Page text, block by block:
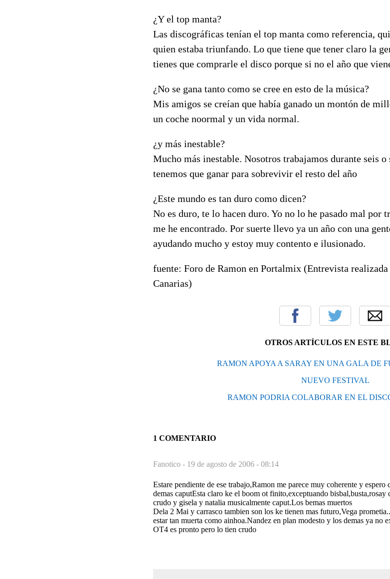
¿Y el top manta?
Las discográficas tenían el top manta como referencia,
quien estaba triunfando. Lo que tiene que tener claro la
tienes que comprarle el disco porque si no el año que
¿No se gana tanto como se cree en esto de la música?
Mis amigos se creían que había ganado un montón de
un coche noormal y un vida normal.
¿y más inestable?
Mucho más inestable. Nosotros trabajamos durante seis o
tenemos que ganar para sobrevivir el resto del año
¿Este mundo es tan duro como dicen?
No es duro, te lo hacen duro. Yo no lo he pasado mal por
me he encontrado. Por suerte llevo ya un año con una
ayudando mucho y estoy muy contento e ilusionado.
fuente: Foro de Ramon en Portalmix (Entrevista realizada
Canarias)
OTROS ARTÍCULOS EN ESTE
RAMON APOYA A SARAY EN UNA GALA DE
NUEVO FESTIVAL
RAMON PODRIA COLABORAR EN EL
1 COMENTARIO
Fanotico - 19 de agosto de 2006 - 08:14
Estare pendiente de ese trabajo,Ramon me parece muy coherente y
demas caputEsta claro ke el boom ot finito,exceptuando
crudo y gisela y natalia musicalmente caput.Los bemas muertos
Dela 2 Mai y carrasco tambien son los ke tienen mas futuro,Vega
estar tan muerta como ainhoa.Nandez en plan modesto y los demas ya no
OT4 es pronto pero lo tien crudo